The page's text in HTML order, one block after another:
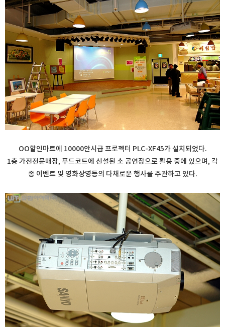
OO할인마트에 10000안시급 프로젝터 PLC-XF45가 설치되었다.
1층 가전전문매장, 푸드코트에 신설된 소 공연장으로 활용 중에 있으며, 각
종 이벤트 및 영화상영등의 다채로운 행사를 주관하고 있다.